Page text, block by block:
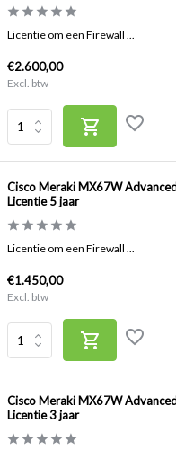
Licentie om een Firewall ...
€2.600,00
Excl. btw
Cisco Meraki MX67W
Licentie 5 jaar
Licentie om een Firewall ...
€1.450,00
Excl. btw
Cisco Meraki MX67W
Licentie 3 jaar